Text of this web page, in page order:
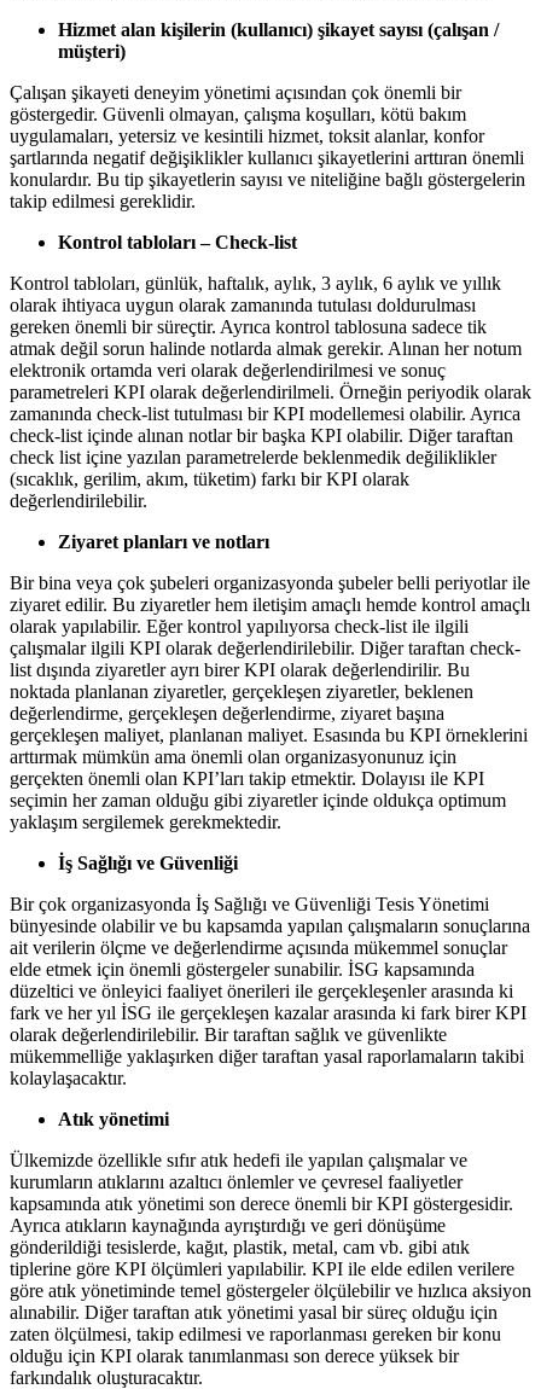
Hizmet alan kişilerin (kullanıcı) şikayet sayısı (çalışan /
müşteri)
Çalışan şikayeti deneyim yönetimi açısından çok önemli bir
göstergedir. Güvenli olmayan, çalışma koşulları, kötü bakım
uygulamaları, yetersiz ve kesintili hizmet, toksit alanlar, konfor
şartlarında negatif değişiklikler kullanıcı şikayetlerini arttıran önemli
konulardır. Bu tip şikayetlerin sayısı ve niteliğine bağlı göstergelerin
takip edilmesi gereklidir.
Kontrol tabloları – Check-list
Kontrol tabloları, günlük, haftalık, aylık, 3 aylık, 6 aylık ve yıllık
olarak ihtiyaca uygun olarak zamanında tutulası doldurulması
gereken önemli bir süreçtir. Ayrıca kontrol tablosuna sadece tik
atmak değil sorun halinde notlarda almak gerekir. Alınan her notum
elektronik ortamda veri olarak değerlendirilmesi ve sonuç
parametreleri KPI olarak değerlendirilmeli. Örneğin periyodik olarak
zamanında check-list tutulması bir KPI modellemesi olabilir. Ayrıca
check-list içinde alınan notlar bir başka KPI olabilir. Diğer taraftan
check list içine yazılan parametrelerde beklenmedik değiliklikler
(sıcaklık, gerilim, akım, tüketim) farkı bir KPI olarak
değerlendirilebilir.
Ziyaret planları ve notları
Bir bina veya çok şubeleri organizasyonda şubeler belli periyotlar ile
ziyaret edilir. Bu ziyaretler hem iletişim amaçlı hemde kontrol amaçlı
olarak yapılabilir. Eğer kontrol yapılıyorsa check-list ile ilgili
çalışmalar ilgili KPI olarak değerlendirilebilir. Diğer taraftan check-
list dışında ziyaretler ayrı birer KPI olarak değerlendirilir. Bu
noktada planlanan ziyaretler, gerçekleşen ziyaretler, beklenen
değerlendirme, gerçekleşen değerlendirme, ziyaret başına
gerçekleşen maliyet, planlanan maliyet. Esasında bu KPI örneklerini
arttırmak mümkün ama önemli olan organizasyonunuz için
gerçekten önemli olan KPI’ları takip etmektir. Dolayısı ile KPI
seçimin her zaman olduğu gibi ziyaretler içinde oldukça optimum
yaklaşım sergilemek gerekmektedir.
İş Sağlığı ve Güvenliği
Bir çok organizasyonda İş Sağlığı ve Güvenliği Tesis Yönetimi
bünyesinde olabilir ve bu kapsamda yapılan çalışmaların sonuçlarına
ait verilerin ölçme ve değerlendirme açısında mükemmel sonuçlar
elde etmek için önemli göstergeler sunabilir. İSG kapsamında
düzeltici ve önleyici faaliyet önerileri ile gerçekleşenler arasında ki
fark ve her yıl İSG ile gerçekleşen kazalar arasında ki fark birer KPI
olarak değerlendirilebilir. Bir taraftan sağlık ve güvenlikte
mükemmelliğe yaklaşırken diğer taraftan yasal raporlamaların takibi
kolaylaşacaktır.
Atık yönetimi
Ülkemizde özellikle sıfır atık hedefi ile yapılan çalışmalar ve
kurumların atıklarını azaltıcı önlemler ve çevresel faaliyetler
kapsamında atık yönetimi son derece önemli bir KPI göstergesidir.
Ayrıca atıkların kaynağında ayrıştırdığı ve geri dönüşüme
gönderildiği tesislerde, kağıt, plastik, metal, cam vb. gibi atık
tiplerine göre KPI ölçümleri yapılabilir. KPI ile elde edilen verilere
göre atık yönetiminde temel göstergeler ölçülebilir ve hızlıca aksiyon
alınabilir. Diğer taraftan atık yönetimi yasal bir süreç olduğu için
zaten ölçülmesi, takip edilmesi ve raporlanması gereken bir konu
olduğu için KPI olarak tanımlanması son derece yüksek bir
farkındalık oluşturacaktır.